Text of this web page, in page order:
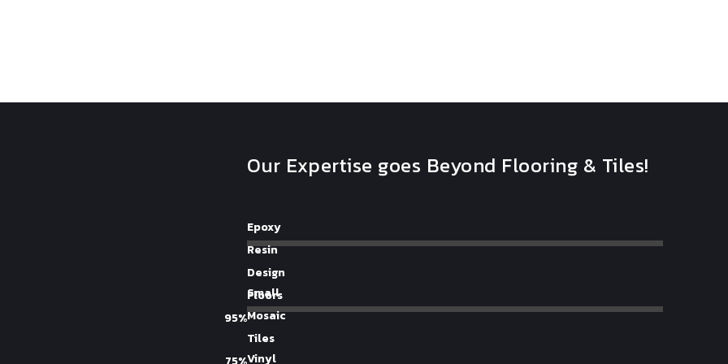
Our Expertise goes Beyond Flooring & Tiles!
Epoxy
Resin
Design
Floors
95%
Small
Mosaic
Tiles
Vinyl